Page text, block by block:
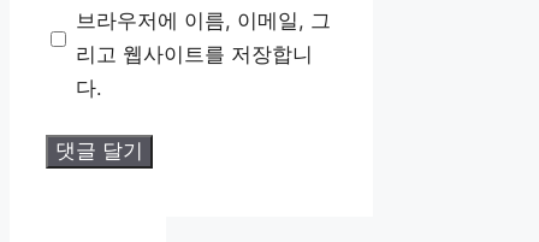
트
브라우저에 이름, 이메일, 그
리고 웹사이트를 저장합니
다.